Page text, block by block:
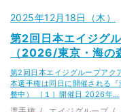
2025年12月18日（木）
第2回日本エイジグ
（2026/東京・海の
第2回日本エイジグループア
本選手権は同日に開催される
整中） ［１］開催日 2026年…